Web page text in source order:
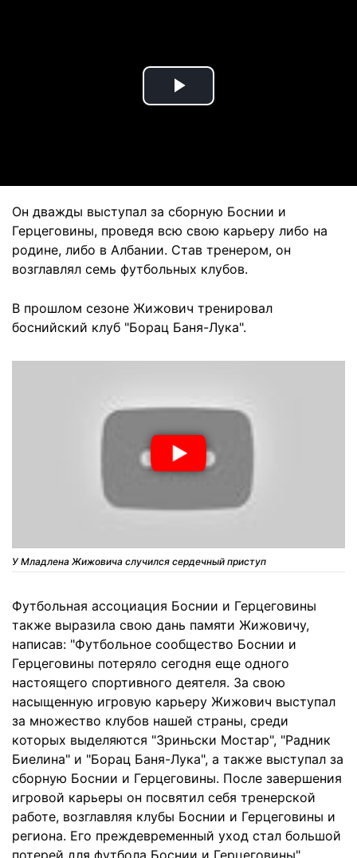
Play
Он дважды выступал за сборную Боснии и
Герцеговины, проведя всю свою карьеру либо на
родине, либо в Албании. Став тренером, он
возглавлял семь футбольных клубов.
В прошлом сезоне Жижович тренировал
боснийский клуб "Борац Баня-Лука".
У Младлена Жижовича случился сердечный приступ
Футбольная ассоциация Боснии и Герцеговины
также выразила свою дань памяти Жижовичу,
написав: "Футбольное сообщество Боснии и
Герцеговины потеряло сегодня еще одного
настоящего спортивного деятеля. За свою
насыщенную игровую карьеру Жижович выступал
за множество клубов нашей страны, среди
которых выделяются "Зриньски Мостар", "Радник
Биелина" и "Борац Баня-Лука", а также выступал за
сборную Боснии и Герцеговины. После завершения
игровой карьеры он посвятил себя тренерской
работе, возглавляя клубы Боснии и Герцеговины и
региона. Его преждевременный уход стал большой